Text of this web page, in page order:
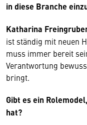
in diese Branche
Katharina
ist ständig mit neuen
muss immer bereit
Verantwortung
bringt.
Gibt es ein
hat?